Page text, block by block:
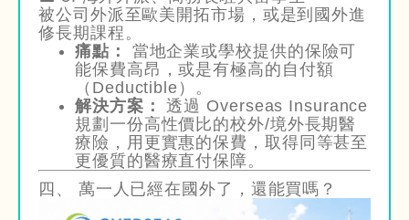
被公司外派至歐美開拓市場，或是到國外進
修長期課程。
痛點：
當地企業或學校提供的保險可
能保費高昂，或是有極高的自付額
（Deductible）。
解決方案：
透過 Overseas Insurance
規劃一份高性價比的校外/境外長期醫
療險，用更實惠的保費，取得同等甚至
更優質的醫療直付保障。
四、 萬一人已經在國外了，還能買嗎？